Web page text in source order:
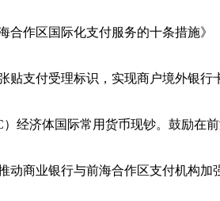
作区国际化支付服务的十条措施》
支付受理标识，实现商户境外银行
经济体国际常用货币现钞。鼓励在
商业银行与前海合作区支付机构加